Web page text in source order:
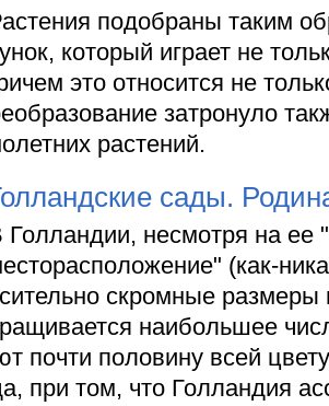
подобраны таким
который играет не
это относится не
затронуло
растений.
сады.
Голландии, несмотря на ее
(как-
скромные размеры
наибольшее
почти половину всей
при том, что Голландия